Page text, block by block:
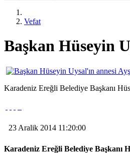
Vefat
Başkan Hüseyin
Karadeniz Ereğli Belediye Başkanı
23 Aralik 2014 11:20:00
Karadeniz Ereğli Belediye Başkanı